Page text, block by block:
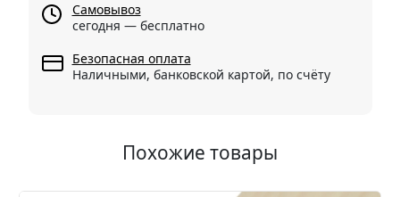
Самовывоз
сегодня — бесплатно
Безопасная оплата
Наличными, банковской картой, по счёту
Похожие товары